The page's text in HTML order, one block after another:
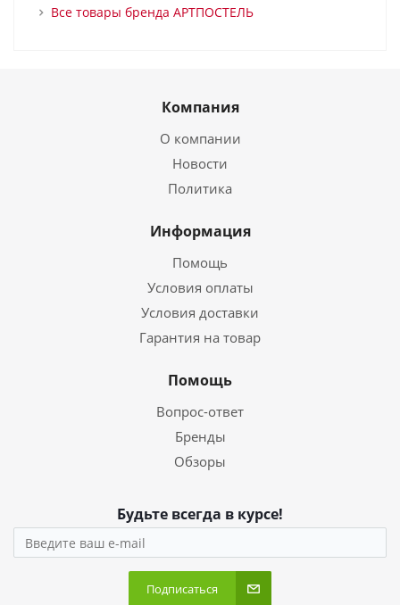
Все товары бренда АРТПОСТЕЛЬ
Компания
О компании
Новости
Политика
Информация
Помощь
Условия оплаты
Условия доставки
Гарантия на товар
Помощь
Вопрос-ответ
Бренды
Обзоры
Будьте всегда в курсе!
Подписаться